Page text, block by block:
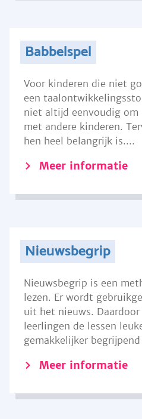
Babbelspel
Voor kinderen die niet
een
niet altijd eenvoudig om
met andere kinderen.
hen heel belangrijk is....
Meer informatie
Nieuwsbegrip
Nieuwsbegrip is een
lezen. Er wordt
uit het nieuws. Daardoor
leerlingen de lessen
gemakkelijker
Meer informatie